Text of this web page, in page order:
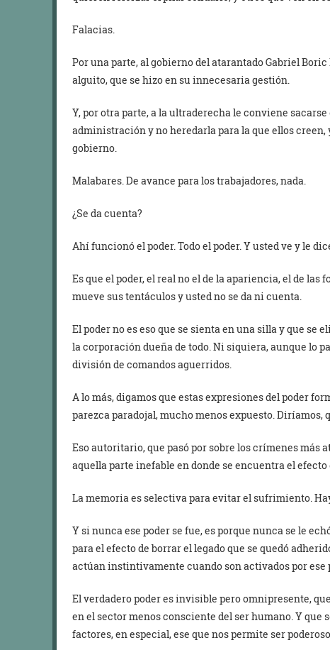
Falacias.
Por una parte, al gobierno del atarantado Gabriel
alguito, que se hizo en su innecesaria gestión.
Y, por otra parte, a la ultraderecha le conviene
administración y no heredarla para la que ellos creen,
gobierno.
Malabares. De avance para los trabajadores, nada.
¿Se da cuenta?
Ahí funcionó el poder. Todo el poder. Y usted ve y le
Es que el poder, el real no el de la apariencia, el de
mueve sus tentáculos y usted no se da ni cuenta.
El poder no es eso que se sienta en una silla y que se
la corporación dueña de todo. Ni siquiera, aunque lo
división de comandos aguerridos.
A lo más, digamos que estas expresiones del poder
parezca paradojal, mucho menos expuesto. Diríamos,
Eso autoritario, que pasó por sobre los crímenes más
aquella parte inefable en donde se encuentra el efecto
La memoria es selectiva para evitar el sufrimiento.
Y si nunca ese poder se fue, es porque nunca se le
para el efecto de borrar el legado que se quedó
actúan instintivamente cuando son activados por ese
El verdadero poder es invisible pero omnipresente,
en el sector menos consciente del ser humano. Y que
factores, en especial, ese que nos permite ser